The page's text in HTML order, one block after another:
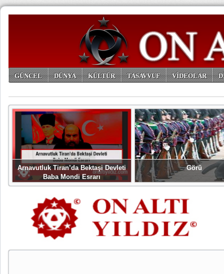
GÜNCEL DÜNYA KÜLTÜR TASAVVUF VİDEOLAR
Arnavutluk Tiran’da Bektaşi Devleti
Baba Mondi Esrarı
Görü